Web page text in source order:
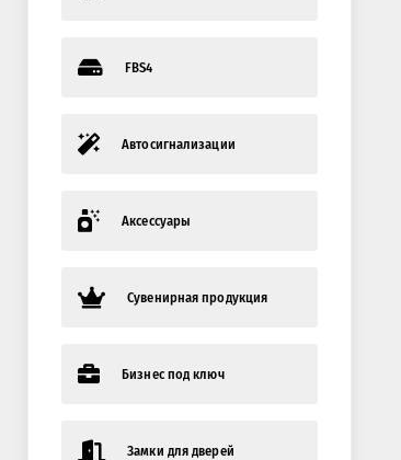
FBS4
Автосигнализации
Аксессуары
Сувенирная продукция
Бизнес под ключ
Замки для дверей